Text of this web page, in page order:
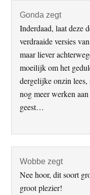
Gonda zegt
Inderdaad, laat deze
verdraaide versies
maar liever
moeilijk om het
dergelijke onzin
nog meer werken
geest…
Wobbe zegt
Nee hoor, dit soort
groot plezier!